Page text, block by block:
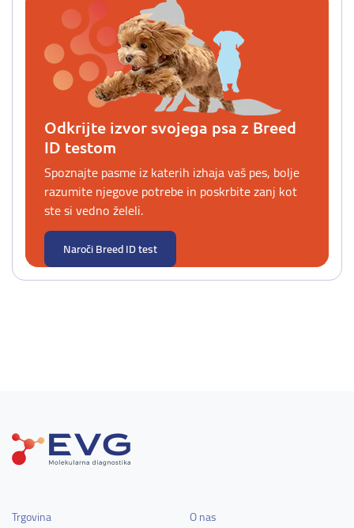
Odkrijte izvor svojega psa z Breed
ID testom
Spoznajte pasme iz katerih izhaja vaš pes, bolje
razumite njegove potrebe in poskrbite zanj kot
ste si vedno želeli.
Naroči Breed ID test
Trgovina
O nas